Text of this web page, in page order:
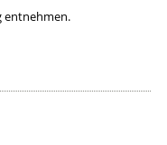
entnehmen.